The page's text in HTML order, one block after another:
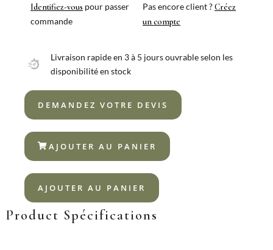
Identifiez-vous pour passer
commande
Pas encore client ?Créez
un compte
Livraison rapide en 3 à 5 jours ouvrable selon les
disponibilité en stock
DEMANDEZ VOTRE DEVIS
AJOUTER AU PANIER
AJOUTER AU PANIER
Product Spécifications